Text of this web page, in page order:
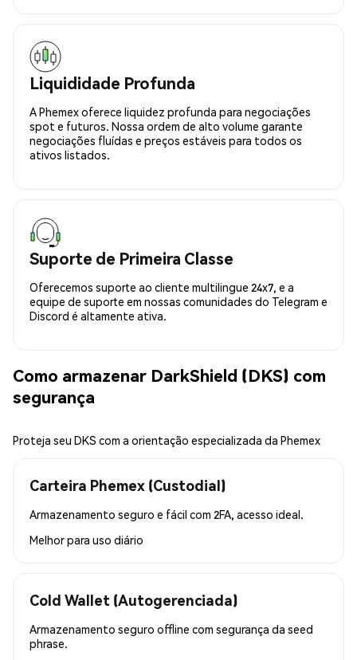
Liquididade Profunda
A Phemex oferece liquidez profunda para negociações
spot e futuros. Nossa ordem de alto volume garante
negociações fluídas e preços estáveis para todos os
ativos listados.
Suporte de Primeira Classe
Oferecemos suporte ao cliente multilingue 24x7, e a
equipe de suporte em nossas comunidades do Telegram e
Discord é altamente ativa.
Como armazenar DarkShield (DKS) com
segurança
Proteja seu DKS com a orientação especializada da Phemex
Carteira Phemex (Custodial)
Armazenamento seguro e fácil com 2FA, acesso ideal.
Melhor para uso diário
Cold Wallet (Autogerenciada)
Armazenamento seguro offline com segurança da seed
phrase.